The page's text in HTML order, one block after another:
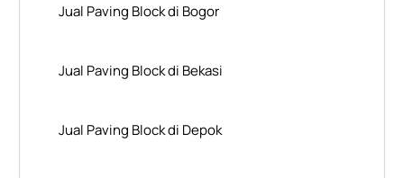
Jual Paving Block di Bogor
Jual Paving Block di Bekasi
Jual Paving Block di Depok